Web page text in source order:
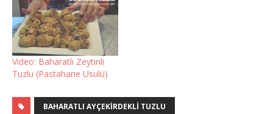
Video: Baharatlı Zeytinli
Tuzlu (Pastahane Usulü)
BAHARATLI AYÇEKIRDEKLI TUZLU